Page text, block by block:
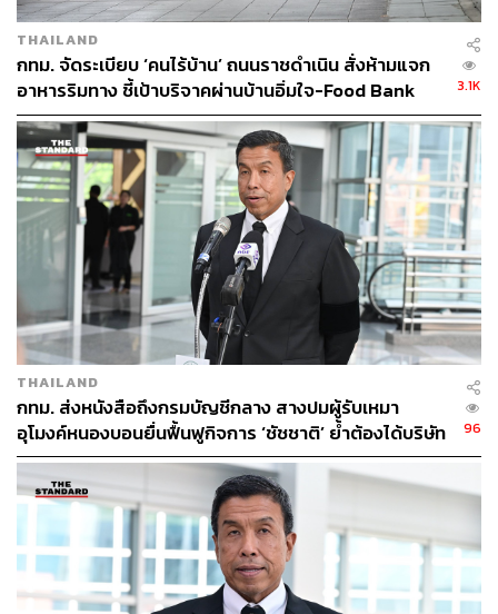
THAILAND
กทม. จัดระเบียบ ‘คนไร้บ้าน’ ถนนราชดำเนิน สั่งห้ามแจก
อาหารริมทาง ชี้เป้าบริจาคผ่านบ้านอิ่มใจ-Food Bank
3.1K
THAILAND
กทม. ส่งหนังสือถึงกรมบัญชีกลาง สางปมผู้รับเหมา
อุโมงค์หนองบอนยื่นฟื้นฟูกิจการ ‘ชัชชาติ’ ย้ำต้องได้บริษัท
มั่นคง เร่งแก้บิ๊กโปรเจกต์ดีเลย์
96